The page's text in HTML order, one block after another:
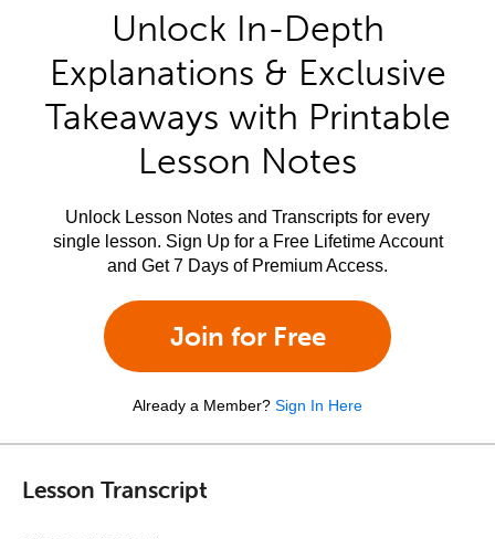
Unlock In-Depth
Explanations & Exclusive
Takeaways with Printable
Lesson Notes
Unlock Lesson Notes and Transcripts for every
single lesson. Sign Up for a Free Lifetime Account
and Get 7 Days of Premium Access.
Join for Free
Already a Member? Sign In Here
Lesson Transcript